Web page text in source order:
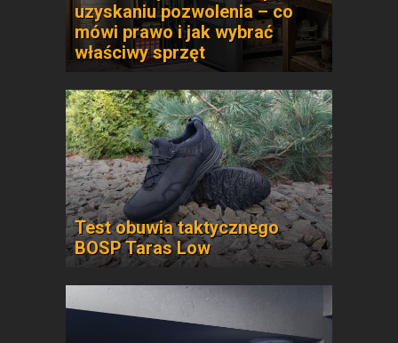
uzyskaniu pozwolenia – co
mówi prawo i jak wybrać
właściwy sprzęt
Test obuwia taktycznego
BOSP Taras Low